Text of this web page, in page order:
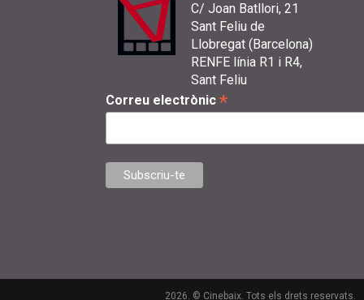
C/ Joan Batllori, 21
Sant Feliu de
Llobregat (Barcelona)
RENFE línia R1 i R4,
Sant Feliu
Correu electrònic *
2026. © Cinebaix. Tots els drets reservats.